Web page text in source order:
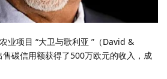
业项目 “大卫与歌利亚 ”（David &
碳信用额获得了500万欧元的收入，成